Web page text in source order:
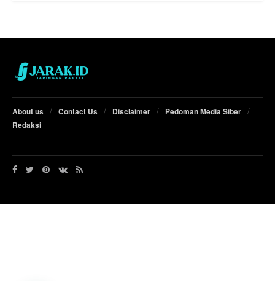
About us Contact Us Disclaimer
Pedoman Media Siber
Redaksi